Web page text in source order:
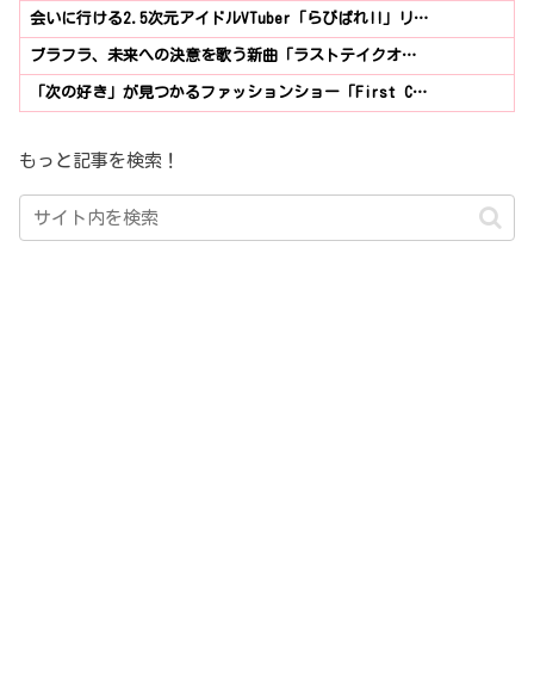
会いに行ける2.5次元アイドルVTuber「らびぱれ!!」リ…
ブラフラ、未来への決意を歌う新曲「ラストテイクオ…
「次の好き」が見つかるファッションショー「First C…
もっと記事を検索！